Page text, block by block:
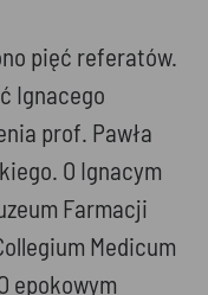
pięć referatów.
Ignacego
prof. Pawła
O Ignacym
Farmacji
Medicum
epokowym